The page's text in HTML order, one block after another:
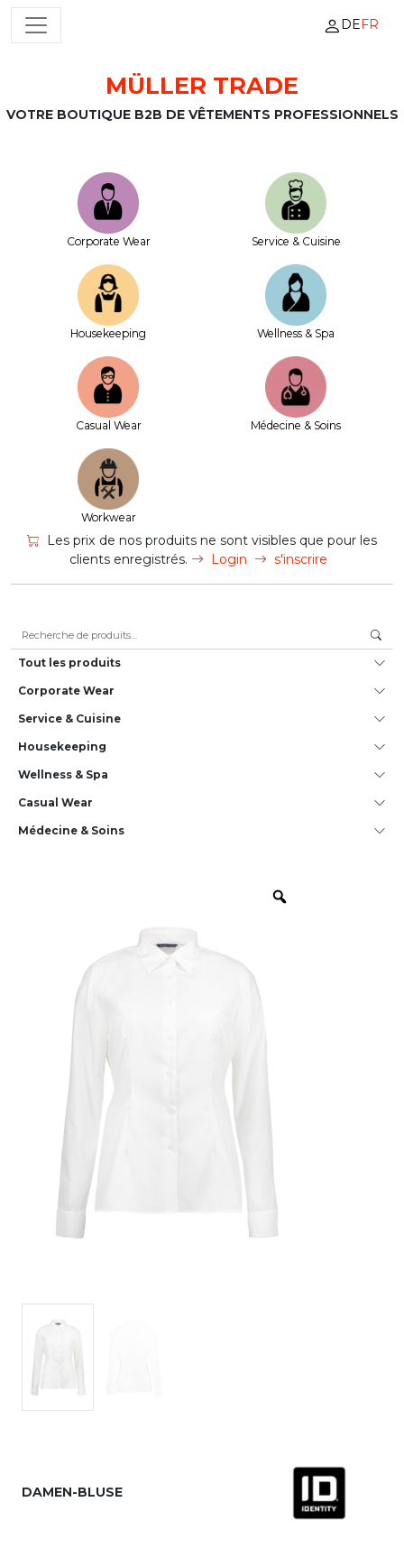
Passer au contenu
NAVIGATION PRINCIPALE DEFR
MÜLLER TRADE
VOTRE BOUTIQUE B2B DE VÊTEMENTS PROFESSIONNELS
Corporate Wear Service & Cuisine
House­keeping Wellness & Spa
Casual Wear Médecine & Soins
Workwear
Les prix de nos produits ne sont visibles que pour les
clients enregistrés.
Login s'inscrire
Tout les produits
Corporate Wear
Service & Cuisine
House­keeping
Wellness & Spa
Casual Wear
Médecine & Soins
DAMEN-BLUSE